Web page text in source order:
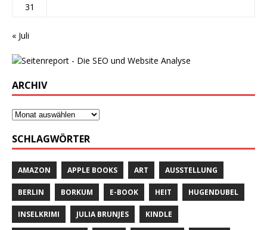
31
« Juli
ARCHIV
SCHLAGWÖRTER
AMAZON APPLE BOOKS ART AUSSTELLUNG
BERLIN BORKUM E-BOOK HEIT HUGENDUBEL
INSELKRIMI JULIA BRUNJES KINDLE